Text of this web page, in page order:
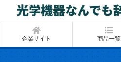
企業サイト 商品一覧